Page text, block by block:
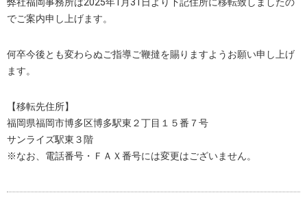
でご案内申し上げます。
何卒今後とも変わらぬご指導ご鞭撻を賜りますようお願い申し上げ
ます。
【移転先住所】
福岡県福岡市博多区博多駅東２丁目１５番７号
サンライズ駅東３階
※なお、電話番号・ＦＡＸ番号には変更はございません。